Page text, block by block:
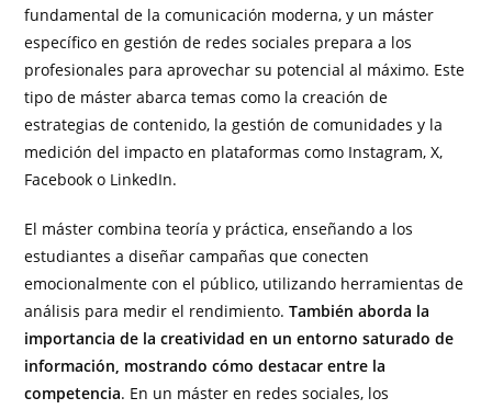
fundamental de la comunicación moderna, y un máster
específico en gestión de redes sociales prepara a los
profesionales para aprovechar su potencial al máximo. Este
tipo de máster abarca temas como la creación de
estrategias de contenido, la gestión de comunidades y la
medición del impacto en plataformas como Instagram, X,
Facebook o LinkedIn.
El máster combina teoría y práctica, enseñando a los
estudiantes a diseñar campañas que conecten
emocionalmente con el público, utilizando herramientas de
análisis para medir el rendimiento.También aborda la
importancia de la creatividad en un entorno saturado de
información, mostrando cómo destacar entre la
competencia. En un máster en redes sociales, los